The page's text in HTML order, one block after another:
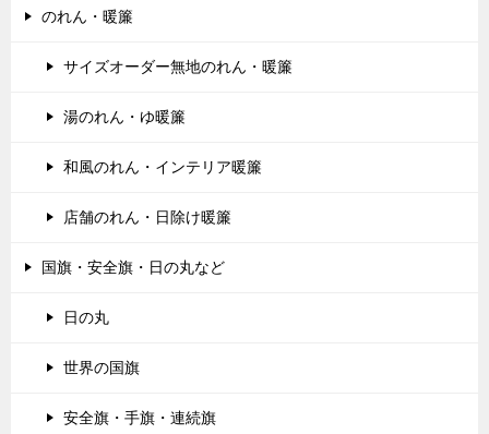
のれん・暖簾
サイズオーダー無地のれん・暖簾
湯のれん・ゆ暖簾
和風のれん・インテリア暖簾
店舗のれん・日除け暖簾
国旗・安全旗・日の丸など
日の丸
世界の国旗
安全旗・手旗・連続旗